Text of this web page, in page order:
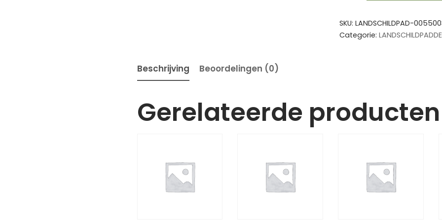
SKU: LANDSCHILDPAD-
Categorie:
Beschrijving Beoordelingen (0)
Gerelateerde producten